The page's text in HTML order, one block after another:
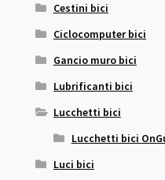
Cestini bici
Ciclocomputer bici
Gancio muro bici
Lubrificanti bici
Lucchetti bici
Lucchetti bici
Luci bici